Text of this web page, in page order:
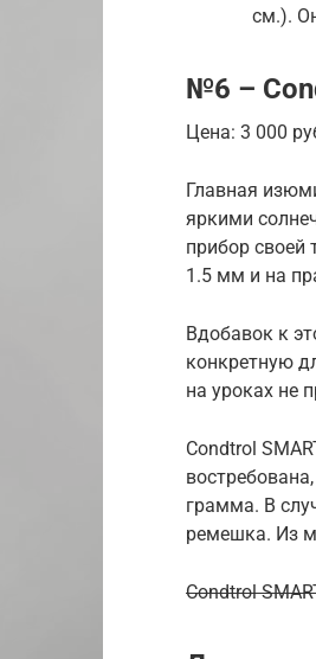
см.).
№6 –
Цена: 3 000
Главная
яркими
прибор своей
1.5 мм и на
Вдобавок к
конкретную
на уроках не
Condtrol
грамма. В
ремешка. Из
Condtrol